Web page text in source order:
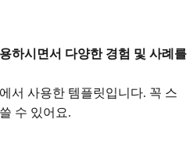
하시면서 다양한 경험 및 사례를
서 사용한 템플릿입니다. 꼭 스
수 있어요.